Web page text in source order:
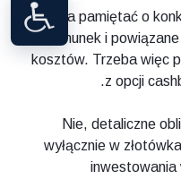
trzeba pamiętać o
rachunek i
kosztów. Trzeba więc
z opcji
Nie, detaliczne
wyłącznie w
inwestowania